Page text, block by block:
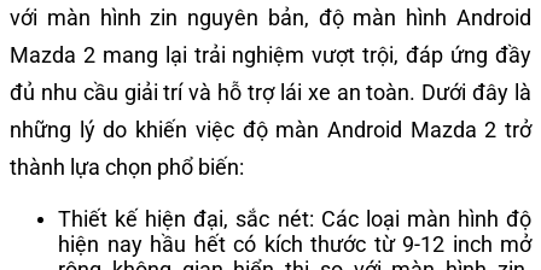
với màn hình zin nguyên bản, độ màn hình Android
Mazda 2 mang lại trải nghiệm vượt trội, đáp ứng đầy
đủ nhu cầu giải trí và hỗ trợ lái xe an toàn. Dưới đây là
những lý do khiến việc độ màn Android Mazda 2 trở
thành lựa chọn phổ biến:
Thiết kế hiện đại, sắc nét: Các loại màn hình độ
hiện nay hầu hết có kích thước từ 9-12 inch mở